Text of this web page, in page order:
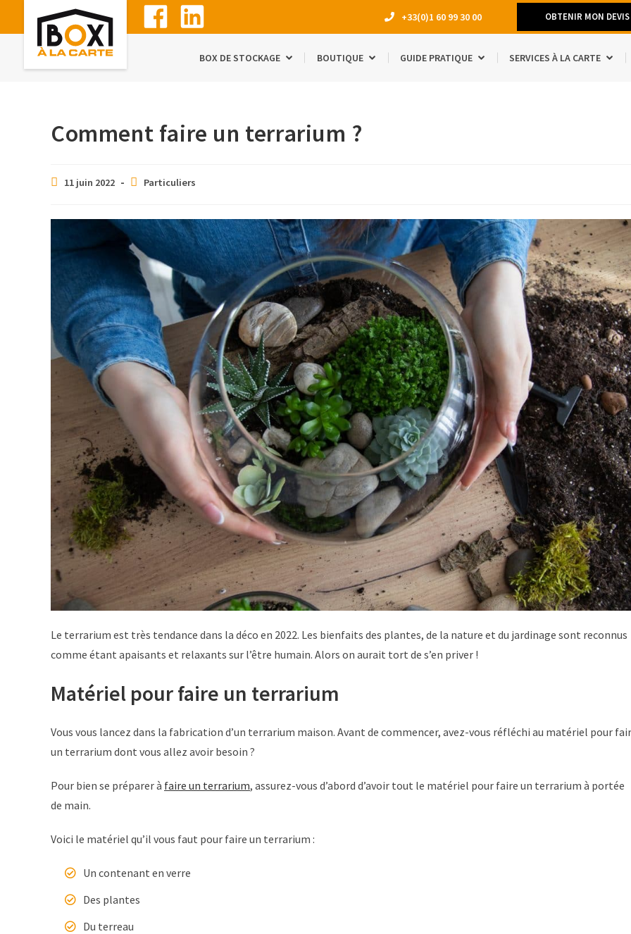
+33(0)1 60 99 30 00 OBTENIR MON
BOX DE STOCKAGE BOUTIQUE GUIDE PRATIQUE SERVICES À LA CARTE
Comment faire un terrarium ?
11 juin 2022 Particuliers
Le terrarium est très tendance dans la déco en 2022. Les bienfaits des plantes, de la nature et du jardinage sont reconnus
comme étant apaisants et relaxants sur l’être humain. Alors on aurait tort de s’en priver !
Matériel pour faire un terrarium
Vous vous lancez dans la fabrication d’un terrarium maison. Avant de commencer, avez-vous réfléchi au matériel pour
un terrarium dont vous allez avoir besoin ?
Pour bien se préparer à faire un terrarium, assurez-vous d’abord d’avoir tout le matériel pour faire un terrarium à portée
de main.
Voici le matériel qu’il vous faut pour faire un terrarium :
Un contenant en verre
Des plantes
Du terreau